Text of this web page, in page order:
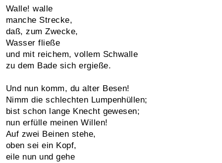
Walle! walle
manche Strecke,
daß, zum Zwecke,
Wasser fließe
und mit reichem, vollem Schwalle
zu dem Bade sich ergieße.
Und nun komm, du alter Besen!
Nimm die schlechten Lumpenhüllen;
bist schon lange Knecht gewesen;
nun erfülle meinen Willen!
Auf zwei Beinen stehe,
oben sei ein Kopf,
eile nun und gehe